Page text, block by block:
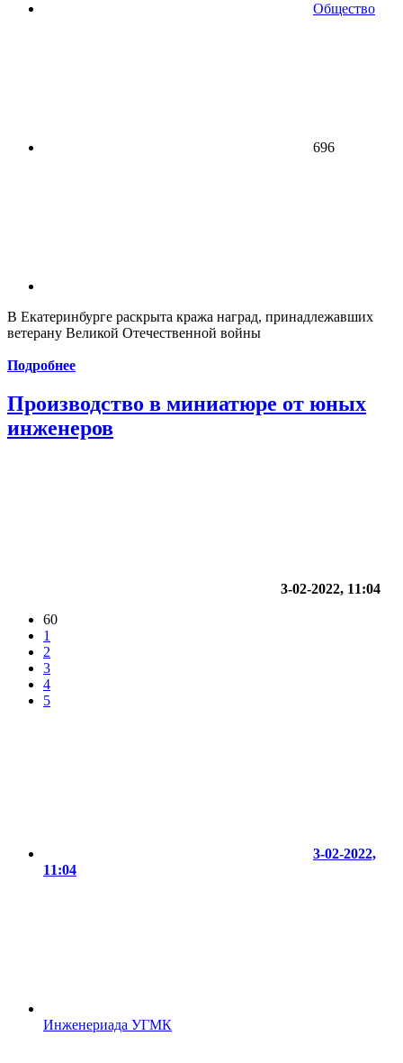
Общество
696
В Екатеринбурге раскрыта кража наград, принадлежавших
ветерану Великой Отечественной войны
Подробнее
Производство в миниатюре от юных
инженеров
3-02-2022, 11:04
60
1
2
3
4
5
3-02-2022,
11:04
Инженериада УГМК